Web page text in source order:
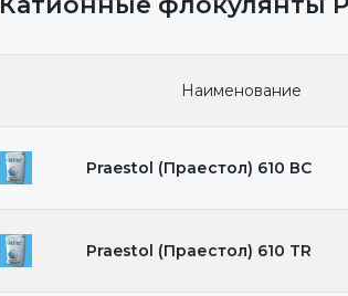
Наименование
Praestol (Праестол) 610 ВС
Praestol (Праестол) 610 TR